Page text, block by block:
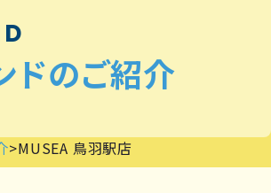
ドのご紹介
>MUSEA 鳥羽駅店